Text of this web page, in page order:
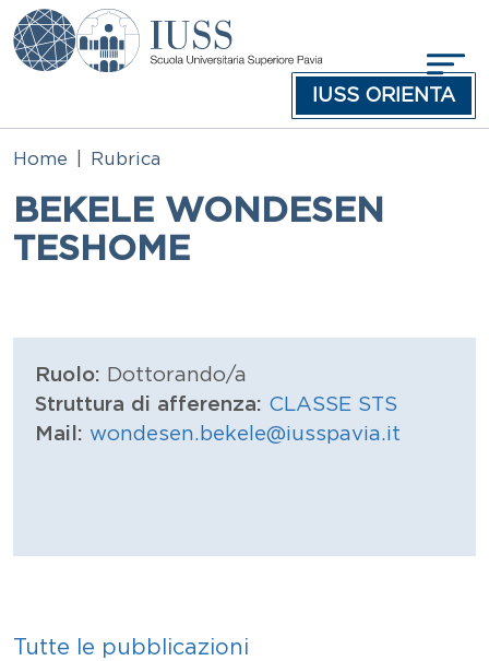
Salta al contenuto principale
IUSS ORIENTA
Home Rubrica
BEKELE WONDESEN
TESHOME
Ruolo: Dottorando/a
Struttura di afferenza: CLASSE STS
Mail: wondesen.bekele@iusspavia.it
Tutte le pubblicazioni